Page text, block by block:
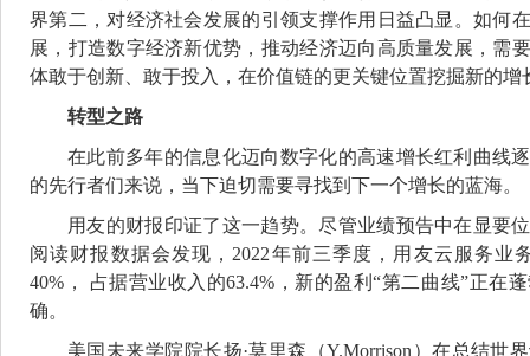
界第二，对经济社会发展的引领支撑作用日益凸显。如何
展，打造数字经济新优势，推动经济迈向高质量发展，需
体敢于创新、敢于投入，在价值链的更关键位置挖掘新的增
转型之路
在此前多年的信息化迈向数字化的高速增长红利曲线
的先行者们来说，当下迫切需要寻找到下一个增长的蓝海。
用友的财报印证了这一趋势。尽管业绩预告中在显要
阅读财报数据会发现，2022年前三季度，用友云服务业
40%， 占据营业收入的63.4%，新的盈利“第二曲线”正在
确。
美国未来学院院长扬·莫里森（Y.Morrison）在总结世